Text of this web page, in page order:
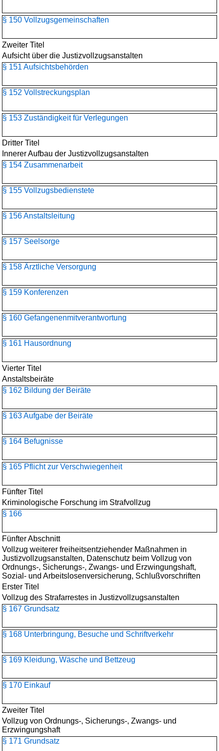
§ 150 Vollzugsgemeinschaften
Zweiter Titel
Aufsicht über die Justizvollzugsanstalten
§ 151 Aufsichtsbehörden
§ 152 Vollstreckungsplan
§ 153 Zuständigkeit für Verlegungen
Dritter Titel
Innerer Aufbau der Justizvollzugsanstalten
§ 154 Zusammenarbeit
§ 155 Vollzugsbedienstete
§ 156 Anstaltsleitung
§ 157 Seelsorge
§ 158 Ärztliche Versorgung
§ 159 Konferenzen
§ 160 Gefangenenmitverantwortung
§ 161 Hausordnung
Vierter Titel
Anstaltsbeiräte
§ 162 Bildung der Beiräte
§ 163 Aufgabe der Beiräte
§ 164 Befugnisse
§ 165 Pflicht zur Verschwiegenheit
Fünfter Titel
Kriminologische Forschung im Strafvollzug
§ 166
Fünfter Abschnitt
Vollzug weiterer freiheitsentziehender Maßnahmen in
Justizvollzugsanstalten, Datenschutz beim Vollzug von
Ordnungs-, Sicherungs-, Zwangs- und Erzwingungshaft,
Sozial- und Arbeitslosenversicherung, Schlußvorschriften
Erster Titel
Vollzug des Strafarrestes in Justizvollzugsanstalten
§ 167 Grundsatz
§ 168 Unterbringung, Besuche und Schriftverkehr
§ 169 Kleidung, Wäsche und Bettzeug
§ 170 Einkauf
Zweiter Titel
Vollzug von Ordnungs-, Sicherungs-, Zwangs- und
Erzwingungshaft
§ 171 Grundsatz